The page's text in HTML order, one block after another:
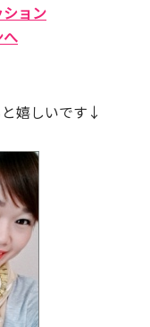
嬉しいです↓